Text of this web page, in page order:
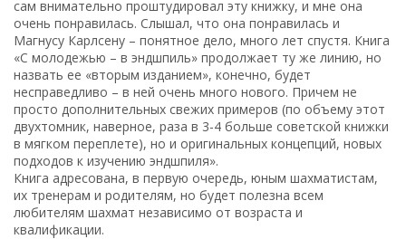
сам внимательно проштудировал эту книжку, и мне она
очень понравилась. Слышал, что она понравилась и
Магнусу Карлсену – понятное дело, много лет спустя. Книга
«С молодежью – в эндшпиль» продолжает ту же линию, но
назвать ее «вторым изданием», конечно, будет
несправедливо – в ней очень много нового. Причем не
просто дополнительных свежих примеров (по объему этот
двухтомник, наверное, раза в 3-4 больше советской книжки
в мягком переплете), но и оригинальных концепций, новых
подходов к изучению эндшпиля».
Книга адресована, в первую очередь, юным шахматистам,
их тренерам и родителям, но будет полезна всем
любителям шахмат независимо от возраста и
квалификации.